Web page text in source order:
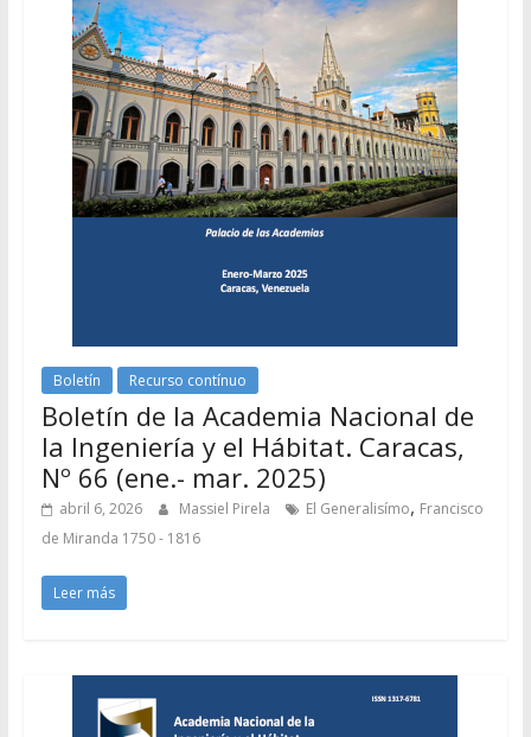
Boletín Recurso contínuo
Boletín de la Academia Nacional de
la Ingeniería y el Hábitat. Caracas,
Nº 66 (ene.- mar. 2025)
abril 6, 2026 Massiel Pirela El Generalisímo, Francisco
de Miranda 1750 - 1816
Leer más